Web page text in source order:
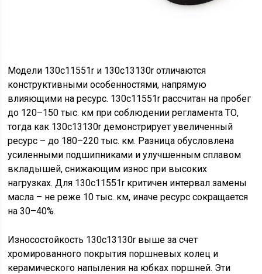
Модели 130c11551r и 130c13130r отличаются
конструктивными особенностями, напрямую
влияющими на ресурс. 130c11551r рассчитан на пробег
до 120–150 тыс. км при соблюдении регламента ТО,
тогда как 130c13130r демонстрирует увеличенный
ресурс – до 180–220 тыс. км. Разница обусловлена
усиленными подшипниками и улучшенным сплавом
вкладышей, снижающим износ при высоких
нагрузках. Для 130c11551r критичен интервал замены
масла – не реже 10 тыс. км, иначе ресурс сокращается
на 30–40%.
Износостойкость 130c13130r выше за счет
хромированного покрытия поршневых колец и
керамического напыления на юбках поршней. Эти